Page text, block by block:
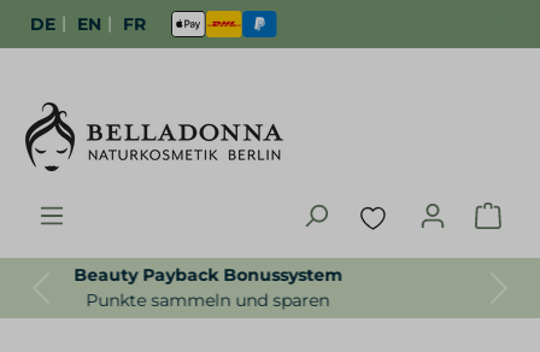
DE | EN | FR
Gratisproben zur Bestellung
Für uns selbstverständlich
Previous Next